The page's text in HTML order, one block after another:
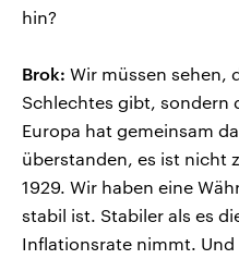
hin?
Brok: Wir müssen sehen,
Schlechtes gibt, sondern
Europa hat gemeinsam
überstanden, es ist nicht
1929. Wir haben eine
stabil ist. Stabiler als es
Inflationsrate nimmt. Und